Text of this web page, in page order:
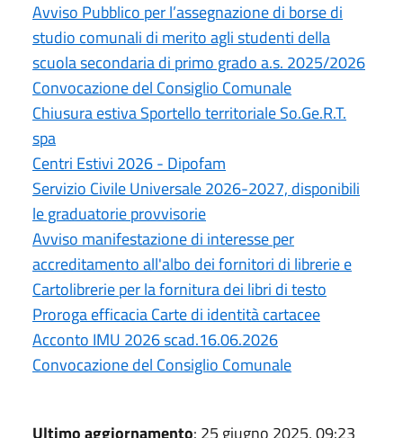
Avviso Pubblico per l’assegnazione di borse di
studio comunali di merito agli studenti della
scuola secondaria di primo grado a.s. 2025/2026
Convocazione del Consiglio Comunale
Chiusura estiva Sportello territoriale So.Ge.R.T.
spa
Centri Estivi 2026 - Dipofam
Servizio Civile Universale 2026-2027, disponibili
le graduatorie provvisorie
Avviso manifestazione di interesse per
accreditamento all'albo dei fornitori di librerie e
Cartolibrerie per la fornitura dei libri di testo
Proroga efficacia Carte di identità cartacee
Acconto IMU 2026 scad.16.06.2026
Convocazione del Consiglio Comunale
Ultimo aggiornamento: 25 giugno 2025, 09:23